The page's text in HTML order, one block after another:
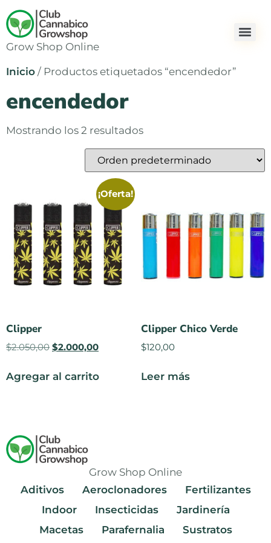
Grow Shop Online
Inicio / Productos etiquetados “encendedor”
encendedor
Mostrando los 2 resultados
¡Oferta!
Clipper
$2.050,00 $2.000,00
Agregar al carrito
Clipper Chico Verde
$120,00
Leer más
Grow Shop Online
Aditivos
Aeroclonadores
Fertilizantes
Indoor
Insecticidas
Jardinería
Macetas
Parafernalia
Sustratos